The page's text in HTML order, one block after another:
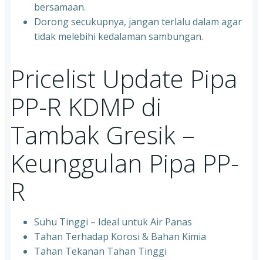
bersamaan.
Dorong secukupnya, jangan terlalu dalam agar
tidak melebihi kedalaman sambungan.
Pricelist Update Pipa
PP-R KDMP di
Tambak Gresik –
Keunggulan Pipa PP-
R
Suhu Tinggi – Ideal untuk Air Panas
Tahan Terhadap Korosi & Bahan Kimia
Tahan Tekanan Tahan Tinggi